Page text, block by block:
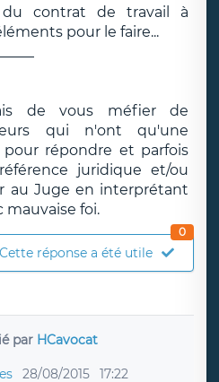
du contrat de travail à
pour le faire...
de vous méfier de
qui n'ont qu'une
répondre et parfois
juridique et/ou
au Juge en interprétant
mauvaise foi.
Cette réponse a été utile
0
par HCavocat
28/08/2015 17:22